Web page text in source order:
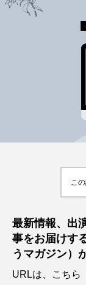
こ
最新情報、出
事をお届けす
うマガジン）
URLは、 こちら